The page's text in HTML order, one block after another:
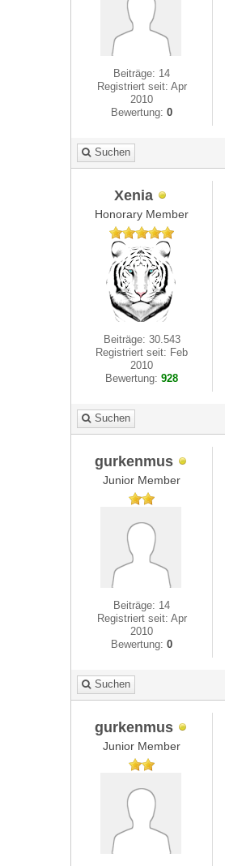
Beiträge: 14
Registriert seit: Apr
2010
Bewertung:0
Suchen
Xenia
Honorary Member
Beiträge: 30.543
Registriert seit: Feb
2010
Bewertung:928
Suchen
gurkenmus
Junior Member
Beiträge: 14
Registriert seit: Apr
2010
Bewertung:0
Suchen
gurkenmus
Junior Member